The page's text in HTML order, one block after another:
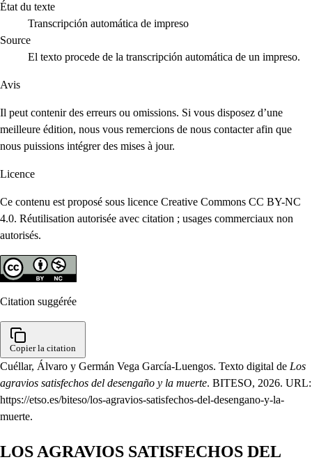
État du texte
Transcripción automática de impreso
Source
El texto procede de la transcripción automática de un impreso.
Avis
Il peut contenir des erreurs ou omissions. Si vous disposez d’une
meilleure édition, nous vous remercions de nous contacter afin que
nous puissions intégrer des mises à jour.
Licence
Ce contenu est proposé sous licence Creative Commons CC BY-NC
4.0. Réutilisation autorisée avec citation ; usages commerciaux non
autorisés.
Citation suggérée
Copier la citation
Cuéllar, Álvaro y Germán Vega García-Luengos. Texto digital de Los
agravios satisfechos del desengaño y la muerte. BITESO, 2026. URL:
https://etso.es/biteso/los-agravios-satisfechos-del-desengano-y-la-
muerte.
LOS AGRAVIOS SATISFECHOS DEL